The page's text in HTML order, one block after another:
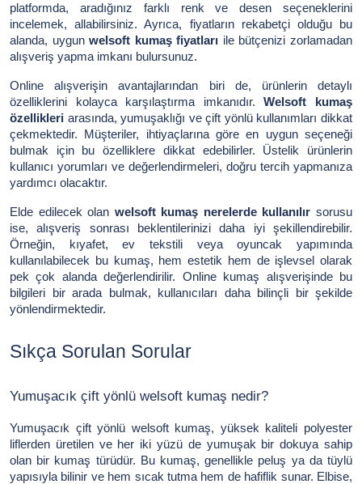
platformda, aradığınız farklı renk ve desen seçeneklerini
incelemek, allabilirsiniz. Ayrıca, fiyatların rekabetçi olduğu bu
alanda, uygunwelsoft kumaş fiyatları ile bütçenizi zorlamadan
alışveriş yapma imkanı bulursunuz.
Online alışverişin avantajlarından biri de, ürünlerin detaylı
özelliklerini kolayca karşılaştırma imkanıdır.Welsoft kumaş
özellikleri arasında, yumuşaklığı ve çift yönlü kullanımları dikkat
çekmektedir. Müşteriler, ihtiyaçlarına göre en uygun seçeneği
bulmak için bu özelliklere dikkat edebilirler. Üstelik ürünlerin
kullanıcı yorumları ve değerlendirmeleri, doğru tercih yapmanıza
yardımcı olacaktır.
Elde edilecek olan welsoft kumaş nerelerde kullanılır sorusu
ise, alışveriş sonrası beklentilerinizi daha iyi şekillendirebilir.
Örneğin, kıyafet, ev tekstili veya oyuncak yapımında
kullanılabilecek bu kumaş, hem estetik hem de işlevsel olarak
pek çok alanda değerlendirilir. Online kumaş alışverişinde bu
bilgileri bir arada bulmak, kullanıcıları daha bilinçli bir şekilde
yönlendirmektedir.
Sıkça Sorulan Sorular
Yumuşacık çift yönlü welsoft kumaş nedir?
Yumuşacık çift yönlü welsoft kumaş, yüksek kaliteli polyester
liflerden üretilen ve her iki yüzü de yumuşak bir dokuya sahip
olan bir kumaş türüdür. Bu kumaş, genellikle peluş ya da tüylü
yapısıyla bilinir ve hem sıcak tutma hem de hafiflik sunar. Elbise,